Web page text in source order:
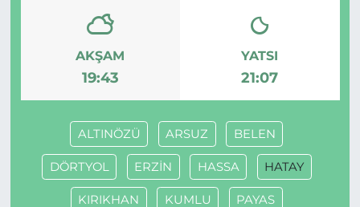
AKŞAM
19:43
YATSI
21:07
ALTINÖZÜ ARSUZ BELEN
DÖRTYOL ERZİN HASSA HATAY
KIRIKHAN KUMLU PAYAS